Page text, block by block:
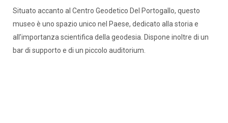
Situato accanto al Centro Geodetico Del Portogallo, questo
museo è uno spazio unico nel Paese, dedicato alla storia e
all’importanza scientifica della geodesia. Dispone inoltre di un
bar di supporto e di un piccolo auditorium.